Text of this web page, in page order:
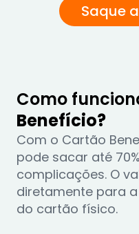
Saque
Como
Benefício?
Com o Cartão
pode sacar até
complicações. O
diretamente para
do cartão físico.